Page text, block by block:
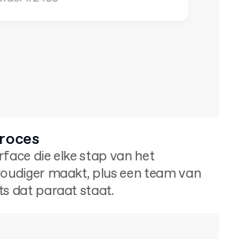
die elke stap van het
maakt, plus een team van
dat paraat staat.